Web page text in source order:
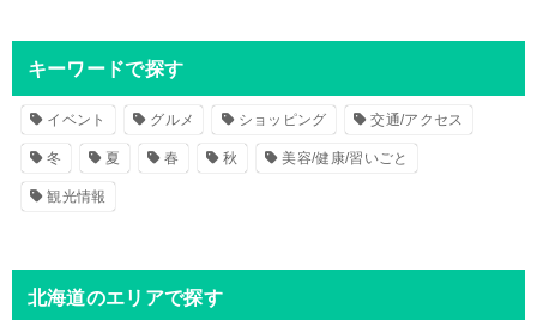
キーワードで探す
イベント グルメ ショッピング 交通/アクセス
冬 夏 春 秋 美容/健康/習いごと
観光情報
北海道のエリアで探す